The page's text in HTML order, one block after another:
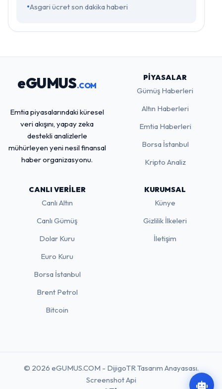
Asgari ücret son dakika haberi
eGUMUS.COM
Emtia piyasalarındaki küresel
veri akışını, yapay zeka
destekli analizlerle
mühürleyen yeni nesil finansal
haber organizasyonu.
PIYASALAR
Gümüş Haberleri
Altın Haberleri
Emtia Haberleri
Borsa İstanbul
Kripto Analiz
CANLI VERILER
Canlı Altın
Canlı Gümüş
Dolar Kuru
Euro Kuru
Borsa İstanbul
Brent Petrol
Bitcoin
KURUMSAL
Künye
Gizlilik İlkeleri
İletişim
© 2026 eGUMUS.COM - DijigoTR Tasarım Anayasası.
Screenshot Api